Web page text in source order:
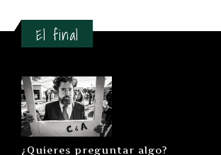
El final
¿Quieres preguntar algo?